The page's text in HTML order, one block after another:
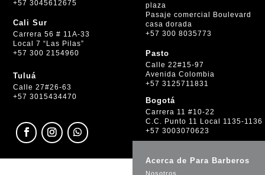
+57 3045612675
Cali Sur
Carrera 56 # 11A-33
Local 7 “Las Pilas”
+57 300 2154960
Tuluá
Calle 27#26-63
+57 3015434470
plaza
Pasaje comercial Boulevard
casa dorada
+57 300 8035773
Pasto
Calle 22#15-97
Avenida Colombia
+57 3125711831
Bogotá
Carrera 11 #10-22
C.C. Punto 11 Local 1135-1136
+57 3003070623
Acerca de Para Barberos
Nosotros